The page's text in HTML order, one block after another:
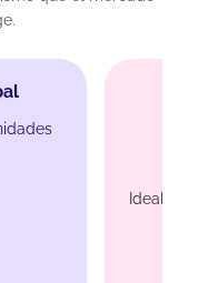
Ideal para